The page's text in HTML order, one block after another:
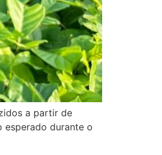
a partir de
esperado durante o